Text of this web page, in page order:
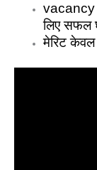
vacancy
लिए सफल
मेरिट केवल